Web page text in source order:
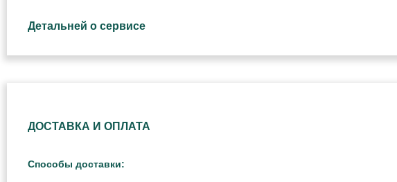
Детальней о сервисе
ДОСТАВКА И ОПЛАТА
Способы доставки: